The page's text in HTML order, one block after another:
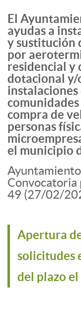
El
ayudas a
y sustitución
por
residencial y
dotacional
compra de
personas
el municipio
Convocatoria
49 (27/02/
Apertura
solicitudes
del plazo